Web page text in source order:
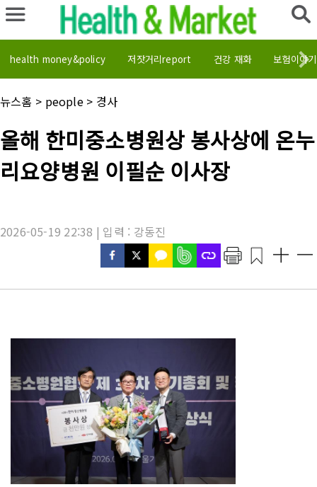
health money&policy 저잣거리report 건강 재화 보험이야기
채
널
:
뉴스홈 > people> 경사
기
사
제
목
올해 한미중소병원상 봉사상에 온누
리요양병원 이필순 이사장
2026-05-19 22:38 | 입력 : 강동진